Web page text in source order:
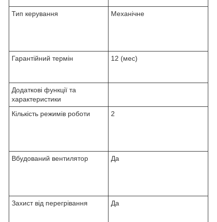
Тип керування Механічне
Гарантійний термін 12 (мес)
Додаткові функції та
характеристики
Кількість режимів роботи
2
Вбудований вентилятор Да
Захист від перегрівання Да